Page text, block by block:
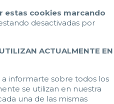
estas cookies marcando
desactivadas por
ACTUALMENTE EN
informarte sobre todos los
se utilizan en nuestra
una de las mismas